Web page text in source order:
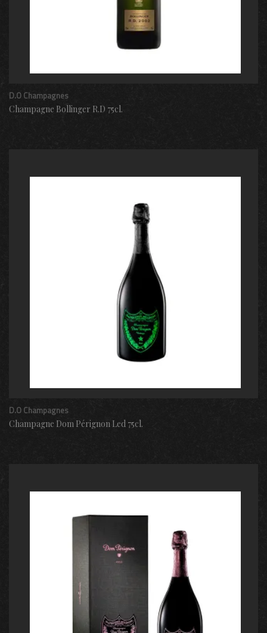
D.O Champagnes
Champagne Bollinger R.D 75cl.
D.O Champagnes
Champagne Dom Pérignon Led 75cl.